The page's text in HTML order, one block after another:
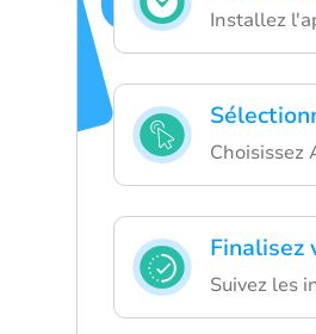
Installez
Choisissez
Finalisez
Suivez les